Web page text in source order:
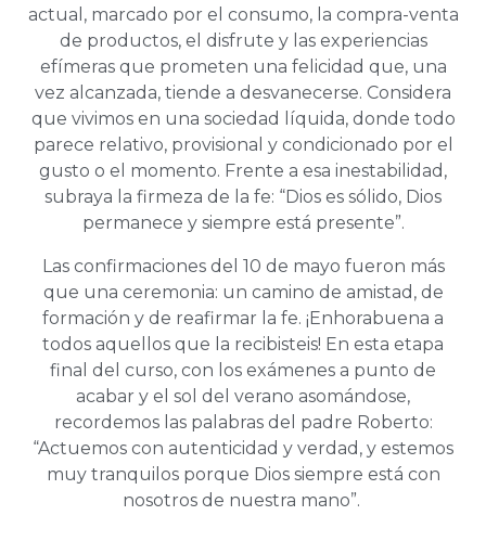
actual, marcado por el consumo, la compra-venta
de productos, el disfrute y las experiencias
efímeras que prometen una felicidad que, una
vez alcanzada, tiende a desvanecerse. Considera
que vivimos en una sociedad líquida, donde todo
parece relativo, provisional y condicionado por el
gusto o el momento. Frente a esa inestabilidad,
subraya la firmeza de la fe: “Dios es sólido, Dios
permanece y siempre está presente”.
Las confirmaciones del 10 de mayo fueron más
que una ceremonia: un camino de amistad, de
formación y de reafirmar la fe. ¡Enhorabuena a
todos aquellos que la recibisteis! En esta etapa
final del curso, con los exámenes a punto de
acabar y el sol del verano asomándose,
recordemos las palabras del padre Roberto:
“Actuemos con autenticidad y verdad, y estemos
muy tranquilos porque Dios siempre está con
nosotros de nuestra mano”.